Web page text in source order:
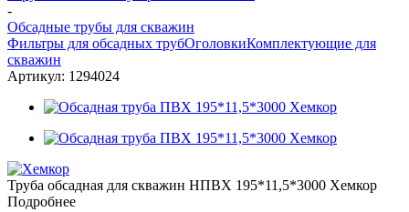
-
Обсадные трубы для скважин
Фильтры для обсадных трубОголовкиКомплектующие для
скважин
Артикул: 1294024
Труба обсадная для скважин НПВХ 195*11,5*3000 Хемкор
Подробнее